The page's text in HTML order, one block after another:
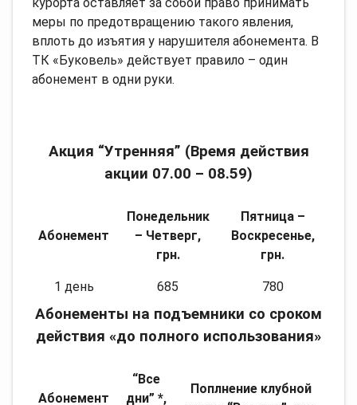
меры по предотвращению такого явления,
вплоть до изъятия у нарушителя абонемента. В
ТК «Буковель» действует правило – один
абонемент в одни руки.
Акция “Утренняя” (Время действия
акции 07.00 – 08.59)
Абонемент
Понедельник
– Четверг,
грн.
Пятница –
Воскресенье,
грн.
1 день 685 780
Абонементы на подъемники со сроком
действия «до полного использования»
Абонемент
“Все
дни” *,
Поплнение клубной